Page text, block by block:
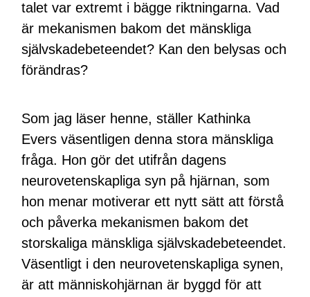
talet var extremt i bägge riktningarna. Vad
är mekanismen bakom det mänskliga
självskadebeteendet? Kan den belysas och
förändras?
Som jag läser henne, ställer Kathinka
Evers väsentligen denna stora mänskliga
fråga. Hon gör det utifrån dagens
neurovetenskapliga syn på hjärnan, som
hon menar motiverar ett nytt sätt att förstå
och påverka mekanismen bakom det
storskaliga mänskliga självskadebeteendet.
Väsentligt i den neurovetenskapliga synen,
är att människohjärnan är byggd för att